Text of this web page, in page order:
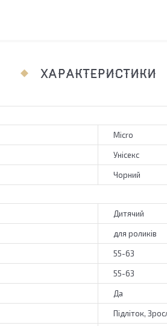
ХАРАКТЕРИСТИКИ
Micro
Унісекс
Чорний
Дитячий
для роликів
55-63
55-63
Да
Підліток,